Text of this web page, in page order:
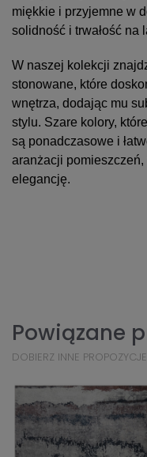
miękkie i przyjemne w
solidność i trwałość na
W naszej kolekcji
stonowane, które
wnętrza, dodając mu
stylu. Szare kolory,
są ponadczasowe i
aranżacji
elegancję.
Powiązane
DOBIERZ INNE